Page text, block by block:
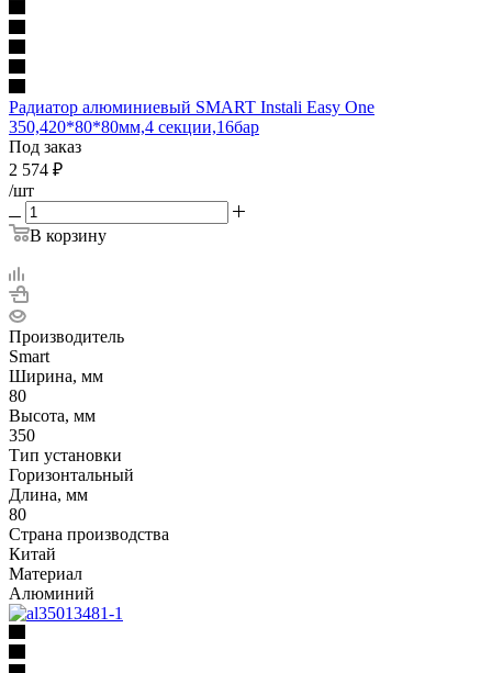
Радиатор алюминиевый SMART Instali Easy One
350,420*80*80мм,4 секции,16бар
Под заказ
2 574 ₽
/шт
В корзину
Производитель
Smart
Ширина, мм
80
Высота, мм
350
Тип установки
Горизонтальный
Длина, мм
80
Страна производства
Китай
Материал
Алюминий